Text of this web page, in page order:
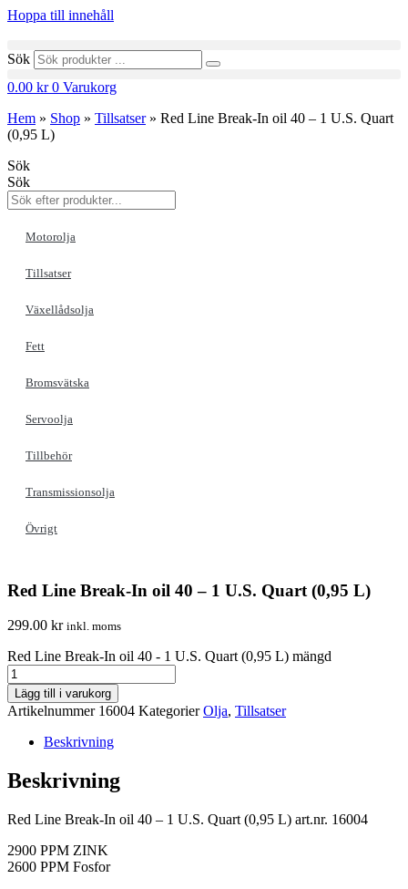
Hoppa till innehåll
Sök
0.00 kr 0 Varukorg
Hem » Shop » Tillsatser» Red Line Break-In oil 40 – 1 U.S. Quart
(0,95 L)
Sök
Sök
Motorolja
Tillsatser
Växellådsolja
Fett
Bromsvätska
Servoolja
Tillbehör
Transmissionsolja
Övrigt
Red Line Break-In oil 40 – 1 U.S. Quart (0,95 L)
299.00 kr inkl. moms
Red Line Break-In oil 40 - 1 U.S. Quart (0,95 L) mängd
Lägg till i varukorg
Artikelnummer 16004 Kategorier Olja, Tillsatser
Beskrivning
Beskrivning
Red Line Break-In oil 40 – 1 U.S. Quart (0,95 L) art.nr. 16004
2900 PPM ZINK
2600 PPM Fosfor